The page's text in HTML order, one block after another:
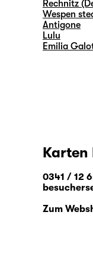
Rechnitz
Wespen
Antigone
Lulu
Emilia
Karten
0341 / 12
Zum